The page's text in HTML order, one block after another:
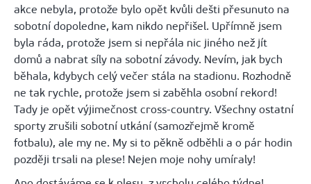
akce nebyla, protože bylo opět kvůli dešti přesunuto na
sobotní dopoledne, kam nikdo nepřišel. Upřímně jsem
byla ráda, protože jsem si nepřála nic jiného než jít
domů a nabrat síly na sobotní závody. Nevím, jak bych
běhala, kdybych celý večer stála na stadionu. Rozhodně
ne tak rychle, protože jsem si zaběhla osobní rekord!
Tady je opět výjimečnost cross-country. Všechny ostatní
sporty zrušili sobotní utkání (samozřejmě kromě
fotbalu), ale my ne. My si to pěkně odběhli a o pár hodin
později trsali na plese! Nejen moje nohy umíraly!